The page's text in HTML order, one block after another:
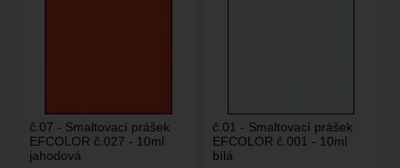
č.07 - Smaltovací prášek
EFCOLOR č.027 - 10ml
jahodová
č.01 - Smaltovací prášek
EFCOLOR č.001 - 10ml
bílá